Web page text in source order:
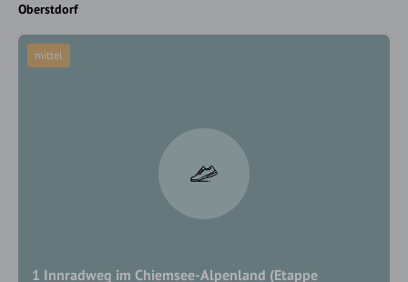
Oberstdorf
1 Innradweg im Chiemsee-Alpenland (Etappe
mittel